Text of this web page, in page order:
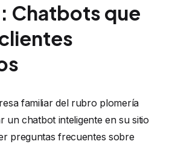
Chatbots que
familiar del rubro plomería
un chatbot inteligente en su sitio
preguntas frecuentes sobre